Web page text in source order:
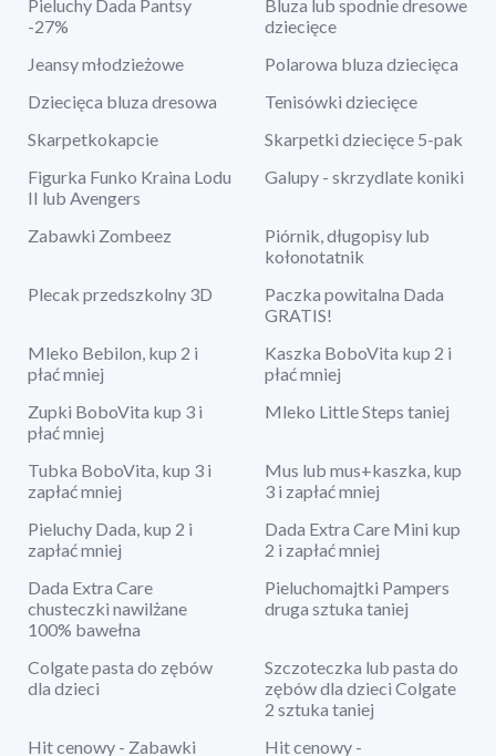
Pieluchy Dada Pantsy
-27%
Bluza lub spodnie dresowe
dziecięce
Jeansy młodzieżowe
Polarowa bluza dziecięca
Dziecięca bluza dresowa
Tenisówki dziecięce
Skarpetkokapcie
Skarpetki dziecięce 5-pak
Figurka Funko Kraina Lodu
II lub Avengers
Galupy - skrzydlate koniki
Zabawki Zombeez
Piórnik, długopisy lub
kołonotatnik
Plecak przedszkolny 3D
Paczka powitalna Dada
GRATIS!
Mleko Bebilon, kup 2 i
płać mniej
Kaszka BoboVita kup 2 i
płać mniej
Zupki BoboVita kup 3 i
płać mniej
Mleko Little Steps taniej
Tubka BoboVita, kup 3 i
zapłać mniej
Mus lub mus+kaszka, kup
3 i zapłać mniej
Pieluchy Dada, kup 2 i
zapłać mniej
Dada Extra Care Mini kup
2 i zapłać mniej
Dada Extra Care
chusteczki nawilżane
100% bawełna
Pieluchomajtki Pampers
druga sztuka taniej
Colgate pasta do zębów
dla dzieci
Szczoteczka lub pasta do
zębów dla dzieci Colgate
2 sztuka taniej
Hit cenowy - Zabawki
Hit cenowy -